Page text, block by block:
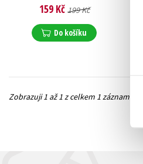
159 Kč 199 Kč
Do košíku
Zobrazuji 1 až 1 z celkem 1 záznamů